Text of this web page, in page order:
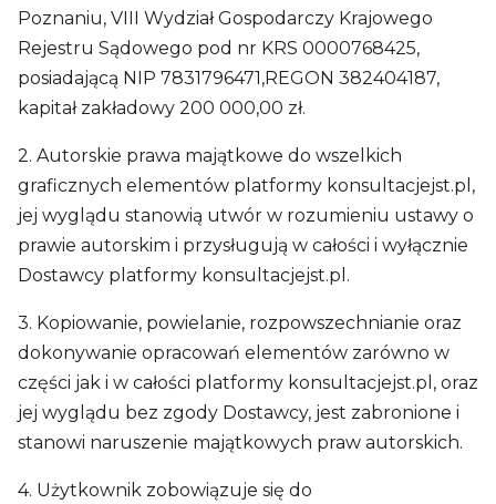
Poznaniu, VIII Wydział Gospodarczy Krajowego
Rejestru Sądowego pod nr KRS 0000768425,
posiadającą NIP 7831796471,REGON 382404187,
kapitał zakładowy 200 000,00 zł.
2. Autorskie prawa majątkowe do wszelkich
graficznych elementów platformy konsultacjejst.pl,
jej wyglądu stanowią utwór w rozumieniu ustawy o
prawie autorskim i przysługują w całości i wyłącznie
Dostawcy platformy konsultacjejst.pl.
3. Kopiowanie, powielanie, rozpowszechnianie oraz
dokonywanie opracowań elementów zarówno w
części jak i w całości platformy konsultacjejst.pl, oraz
jej wyglądu bez zgody Dostawcy, jest zabronione i
stanowi naruszenie majątkowych praw autorskich.
4. Użytkownik zobowiązuje się do